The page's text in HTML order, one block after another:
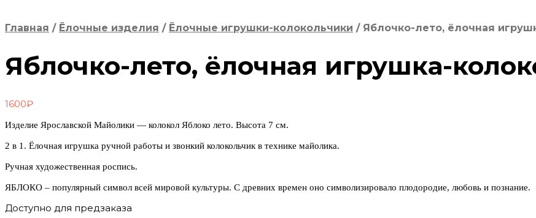
Главная / Ёлочные изделия / Ёлочные игрушки-колокольчики /Яблочко-лето, ёлочная
Яблочко-лето, ёлочная игрушка-
1600₽
Изделие Ярославской Майолики — колокол Яблоко лето. Высота 7 см.
2 в 1. Ёлочная игрушка ручной работы и звонкий колокольчик в технике майолика.
Ручная художественная роспись.
ЯБЛОКО – популярный символ всей мировой культуры. С древних времен оно символизировало плодородие, любовь и познание.
Доступно для предзаказа